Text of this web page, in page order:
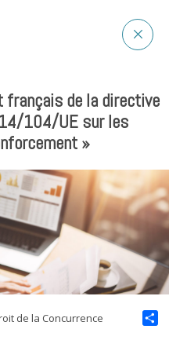
français de la directive
104/UE sur les
»
de la Concurrence